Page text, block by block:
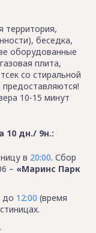
территория,
беседка,
оборудованные
плита,
со стиральной
10-15 минут
10 дн./ 9н.:
в 20:00. Сбор
– «Маринс Парк
до 12:00 (время